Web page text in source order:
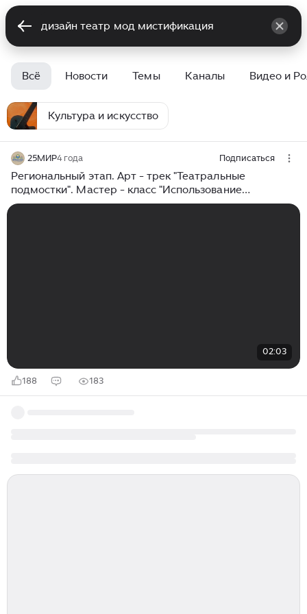
Всё Новости Темы Каналы Видео и
Культура и искусство
25МИР4 года Подписаться
Региональный этап. Арт - трек "Театральные
подмостки". Мастер - класс "Использование
редактора "Krita" в театральном искусстве".
02:03
188 183